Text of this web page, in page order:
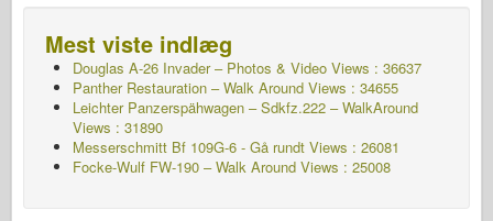
Mest viste indlæg
Douglas A-26 Invader – Photos & Video Views : 36637
Panther Restauration – Walk Around Views : 34655
Leichter Panzerspähwagen – Sdkfz.222 – WalkAround
Views : 31890
Messerschmitt Bf 109G-6 - Gå rundt Views : 26081
Focke-Wulf FW-190 – Walk Around Views : 25008